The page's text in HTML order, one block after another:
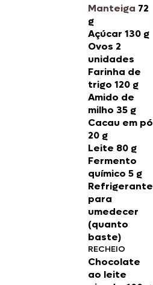
Manteiga 72
g
Açúcar 130 g
Ovos 2
unidades
Farinha de
trigo 120 g
Amido de
milho 35 g
Cacau em pó
20 g
Leite 80 g
Fermento
químico 5 g
Refrigerante
para
umedecer
(quanto
baste)
RECHEIO
Chocolate
ao leite